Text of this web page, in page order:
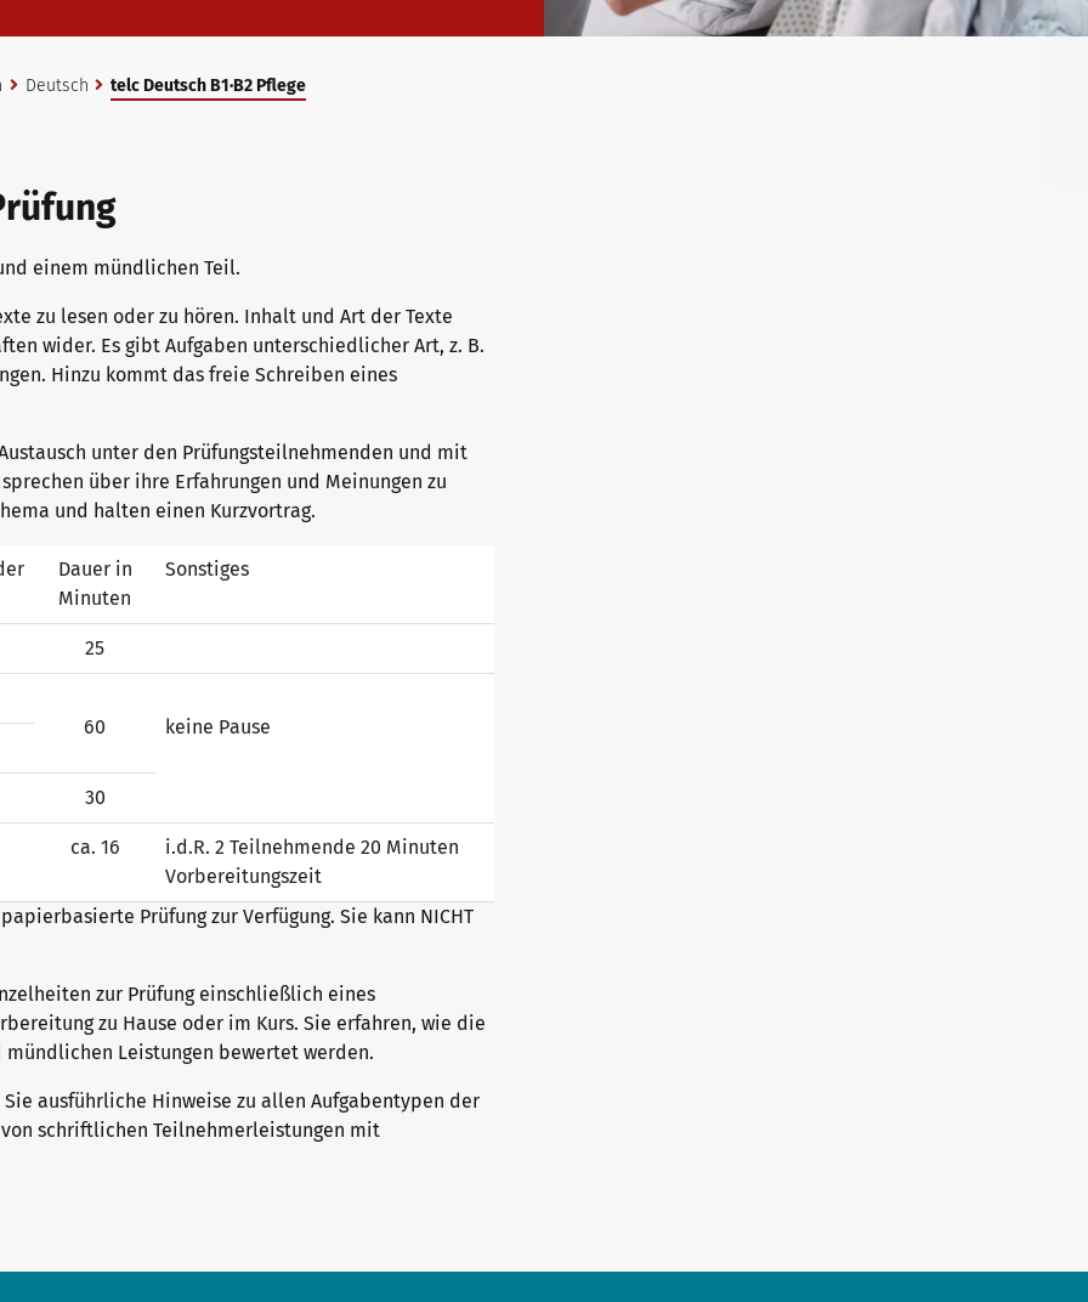
Deutsch telc Deutsch B1∙B2 Pflege
einem mündlichen Teil.
zu lesen oder zu hören. Inhalt und Art der Texte
wider. Es gibt Aufgaben unterschiedlicher Art, z. B.
Hinzu kommt das freie Schreiben eines
unter den Prüfungsteilnehmenden und mit
über ihre Erfahrungen und Meinungen zu
und halten einen Kurzvortrag.
Dauer in
Minuten
Sonstiges
25
60
keine Pause
30
ca. 16
i.d.R. 2 Teilnehmende 20 Minuten
Vorbereitungszeit
Prüfung zur Verfügung. Sie kann NICHT
zur Prüfung einschließlich eines
zu Hause oder im Kurs. Sie erfahren, wie die
Leistungen bewertet werden.
ausführliche Hinweise zu allen Aufgabentypen der
schriftlichen Teilnehmerleistungen mit